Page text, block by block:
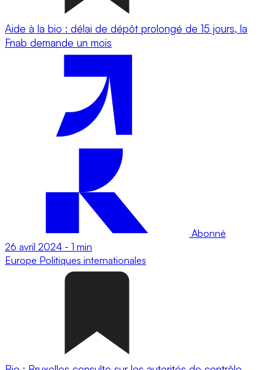
Aide à la bio : délai de dépôt prolongé de 15 jours, la
Fnab demande un mois
Abonné
26 avril 2024 - 1 min
Europe Politiques internationales